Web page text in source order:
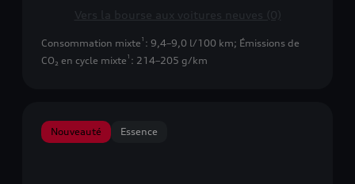
Vers la bourse aux voitures neuves (0)
Consommation mixte 1 : 9,4–9,0 l/100 km; Émissions de
CO₂ en cycle mixte 1 : 214–205 g/km
Nouveauté Essence